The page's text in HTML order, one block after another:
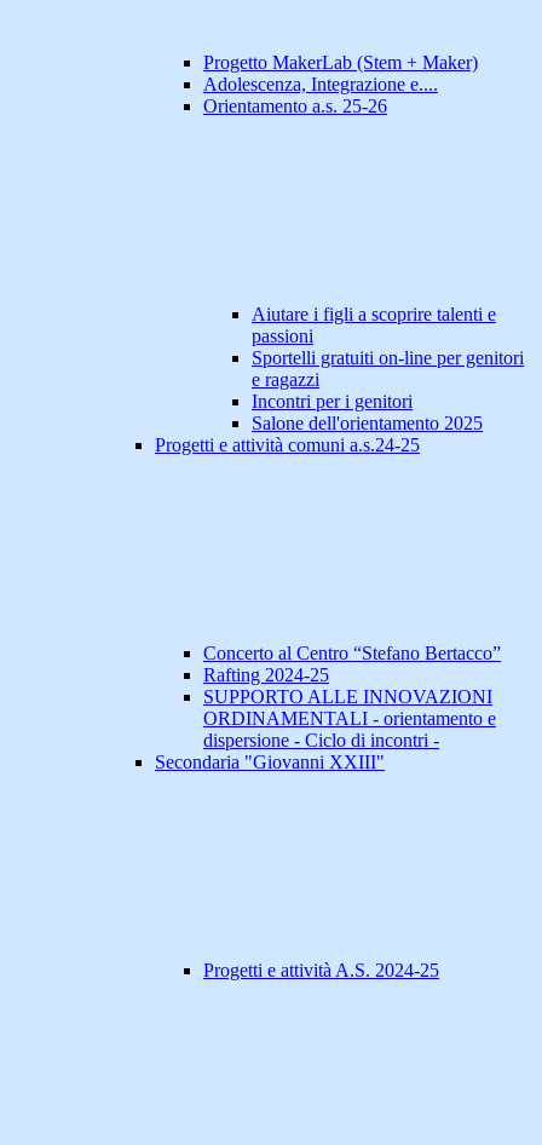
Progetto MakerLab (Stem + Maker)
Adolescenza, Integrazione e....
Orientamento a.s. 25-26
Aiutare i figli a scoprire talenti e
passioni
Sportelli gratuiti on-line per genitori
e ragazzi
Incontri per i genitori
Salone dell'orientamento 2025
Progetti e attività comuni a.s.24-25
Concerto al Centro “Stefano Bertacco”
Rafting 2024-25
SUPPORTO ALLE INNOVAZIONI
ORDINAMENTALI - orientamento e
dispersione - Ciclo di incontri -
Secondaria "Giovanni XXIII"
Progetti e attività A.S. 2024-25